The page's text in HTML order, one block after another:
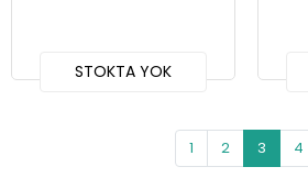
STOKTA YOK
1 2 3 4